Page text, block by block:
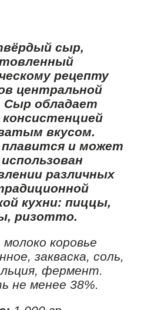
сыр,
рецепту
центральной
Сыр обладает
вкусом.
и может
различных
кухни: пиццы,
ризотто.
молоко коровье
закваска, соль,
фермент.
не менее 38%.